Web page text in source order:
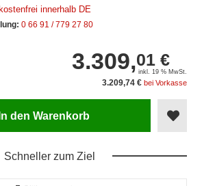
innerhalb DE
0 66 91 / 779 27 80
3.309,01 €
inkl. 19 % MwSt.
3.209,74 € bei Vorkasse
In den Warenkorb
Schneller zum Ziel